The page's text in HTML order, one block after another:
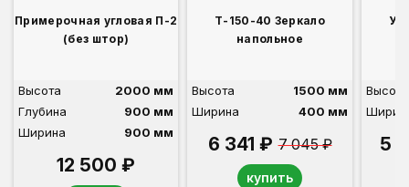
Примерочная угловая П-2
(без штор)
Высота
2000 мм
Глубина
900 мм
Ширина
900 мм
12 500 ₽
Т-150-40 Зеркало
напольное
Высота
1500 мм
Ширина
400 мм
6 341 ₽ 7 045 ₽
купить
У-
Высота
5